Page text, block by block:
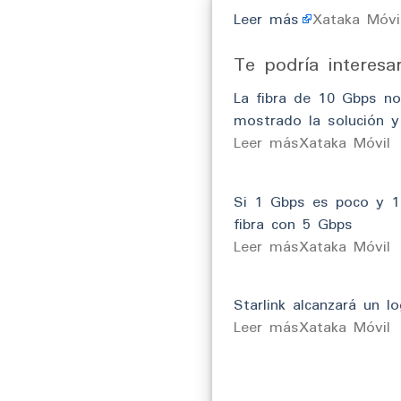
Leer más Xataka
Te podría
La fibra de 10 Gbps
mostrado la solución
​Leer másXataka Móvil
Si 1 Gbps es poco y
fibra con 5 Gbps
​Leer másXataka Móvil
Starlink alcanzará un
​Leer másXataka Móvil